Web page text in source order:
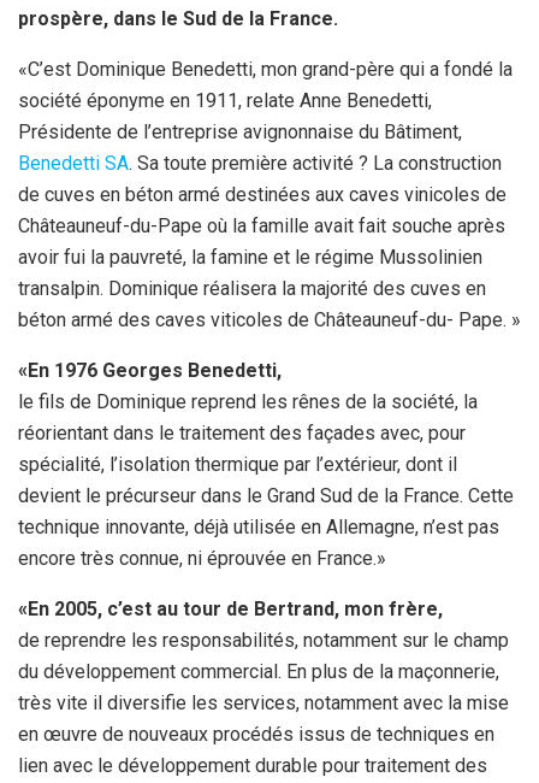
prospère, dans le Sud de la France.
«C’est Dominique Benedetti, mon grand-père qui a fondé la
société éponyme en 1911, relate Anne Benedetti,
Présidente de l’entreprise avignonnaise du Bâtiment,
Benedetti SA. Sa toute première activité ? La construction
de cuves en béton armé destinées aux caves vinicoles de
Châteauneuf-du-Pape où la famille avait fait souche après
avoir fui la pauvreté, la famine et le régime Mussolinien
transalpin. Dominique réalisera la majorité des cuves en
béton armé des caves viticoles de Châteauneuf-du- Pape. »
«En 1976 Georges Benedetti,
le fils de Dominique reprend les rênes de la société, la
réorientant dans le traitement des façades avec, pour
spécialité, l’isolation thermique par l’extérieur, dont il
devient le précurseur dans le Grand Sud de la France. Cette
technique innovante, déjà utilisée en Allemagne, n’est pas
encore très connue, ni éprouvée en France.»
«En 2005, c’est au tour de Bertrand, mon frère,
de reprendre les responsabilités, notamment sur le champ
du développement commercial. En plus de la maçonnerie,
très vite il diversifie les services, notamment avec la mise
en œuvre de nouveaux procédés issus de techniques en
lien avec le développement durable pour traitement des